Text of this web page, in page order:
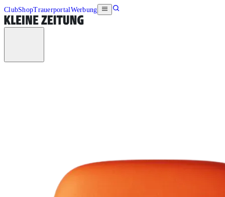
ClubShopTrauerportalWerbung